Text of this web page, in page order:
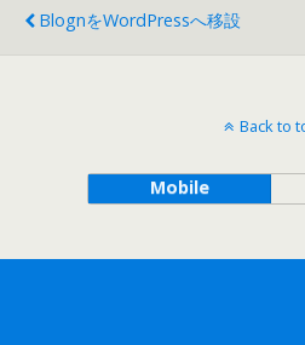
BlognをWordPressへ移設
Back to
Mobile